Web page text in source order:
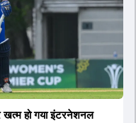
खत्म हो गया इंटरनेशनल